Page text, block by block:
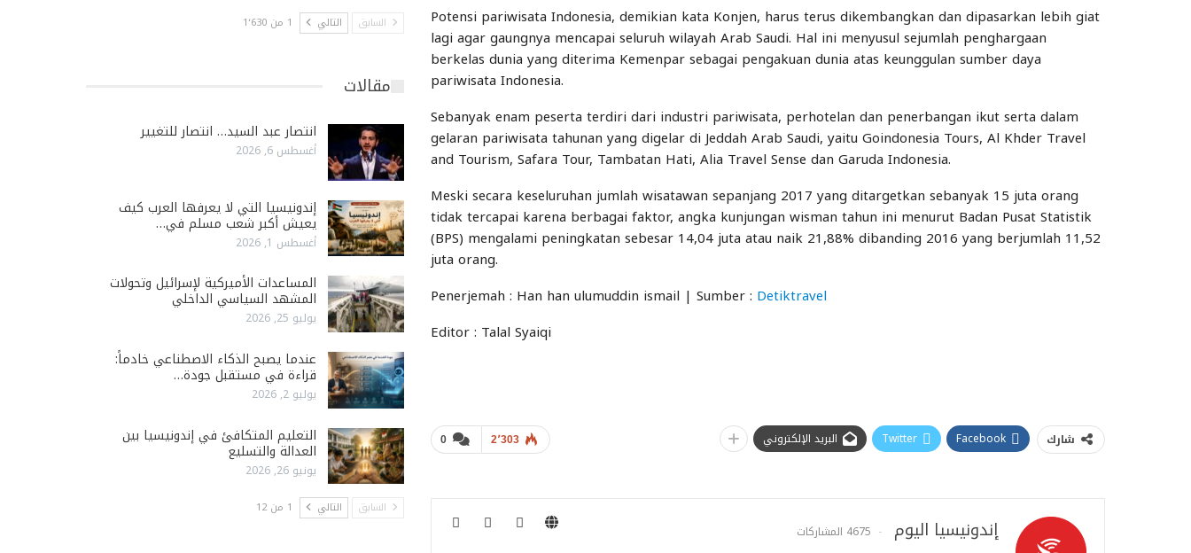
Potensi pariwisata Indonesia, demikian kata Konjen, harus terus dikembangkan dan dipasarkan lebih giat
lagi agar gaungnya mencapai seluruh wilayah Arab Saudi. Hal ini menyusul sejumlah penghargaan
berkelas dunia yang diterima Kemenpar sebagai pengakuan dunia atas keunggulan sumber daya
pariwisata Indonesia.
Sebanyak enam peserta terdiri dari industri pariwisata, perhotelan dan penerbangan ikut serta dalam
gelaran pariwisata tahunan yang digelar di Jeddah Arab Saudi, yaitu Goindonesia Tours, Al Khder Travel
and Tourism, Safara Tour, Tambatan Hati, Alia Travel Sense dan Garuda Indonesia.
Meski secara keseluruhan jumlah wisatawan sepanjang 2017 yang ditargetkan sebanyak 15 juta orang
tidak tercapai karena berbagai faktor, angka kunjungan wisman tahun ini menurut Badan Pusat Statistik
(BPS) mengalami peningkatan sebesar 14,04 juta atau naik 21,88% dibanding 2016 yang berjumlah 11,52
juta orang.
Penerjemah : Han han ulumuddin ismail | Sumber : Detiktravel
Editor : Talal Syaiqi
0 2٬303 شارك Facebook
Twitter البريد الإلكتروني
إندونيسيا اليوم
4675 المشاركات
السابق التالي 1 من 1٬630
مقالات
انتصار عبد السيد… انتصار للتغيير
أغسطس 6, 2026
إندونيسيا التي لا يعرفها العرب كيف
يعيش أكبر شعب مسلم في…
أغسطس 1, 2026
المساعدات الأميركية لإسرائيل وتحولات
المشهد السياسي الداخلي
يوليو 25, 2026
عندما يصبح الذكاء الاصطناعي خادماً:
قراءة في مستقبل جودة…
يوليو 2, 2026
التعليم المتكافئ في إندونيسيا بين
العدالة والتسليع
يونيو 26, 2026
السابق التالي 1 من 12